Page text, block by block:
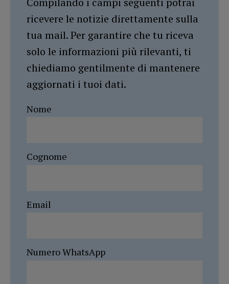
ricevere le notizie direttamente sulla
tua mail. Per garantire che tu riceva
solo le informazioni più rilevanti, ti
chiediamo gentilmente di mantenere
aggiornati i tuoi dati.
Nome
Cognome
Email
Numero WhatsApp